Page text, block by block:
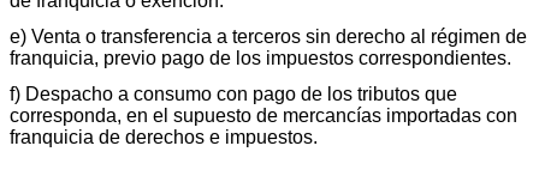
e) Venta o transferencia a terceros sin derecho al régimen de
franquicia, previo pago de los impuestos correspondientes.
f) Despacho a consumo con pago de los tributos que
corresponda, en el supuesto de mercancías importadas con
franquicia de derechos e impuestos.